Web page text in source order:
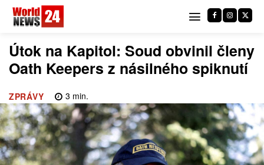
Útok na Kapitol: Soud obvinil členy
Oath Keepers z násilného spiknutí
ZPRÁVY 3 min.